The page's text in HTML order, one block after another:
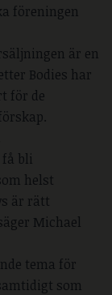
föreningen
är en
Bodies har
för de
få bli
helst
är rätt
Michael
tema för
som